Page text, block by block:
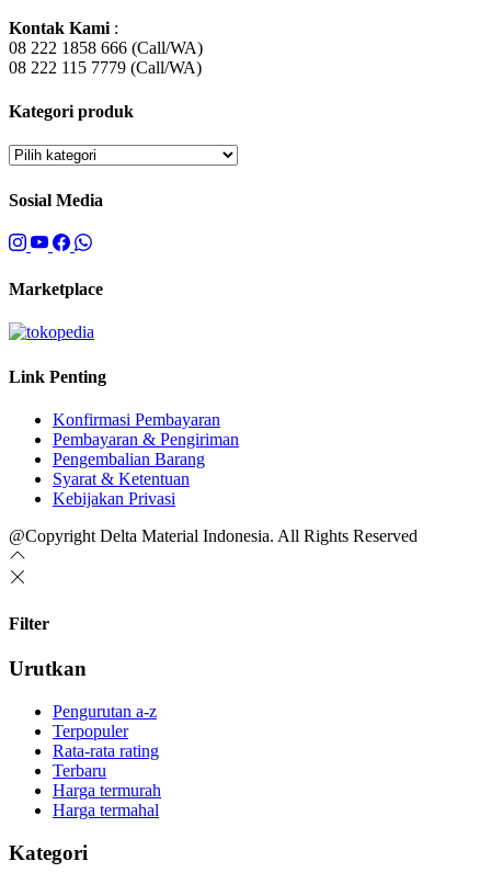
Kontak Kami :
08 222 1858 666 (Call/WA)
08 222 115 7779 (Call/WA)
Kategori produk
Sosial Media
Marketplace
Link Penting
Konfirmasi Pembayaran
Pembayaran & Pengiriman
Pengembalian Barang
Syarat & Ketentuan
Kebijakan Privasi
@Copyright Delta Material Indonesia. All Rights Reserved
Filter
Urutkan
Pengurutan a-z
Terpopuler
Rata-rata rating
Terbaru
Harga termurah
Harga termahal
Kategori